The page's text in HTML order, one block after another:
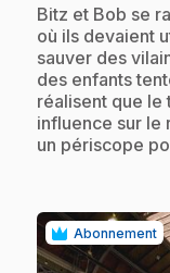
.Bitz et Bob se
où ils devaient
sauver des
des enfants
réalisent que le
influence sur le
un périscope
Abonnement